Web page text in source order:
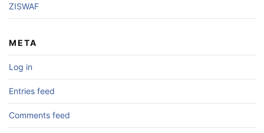
ZISWAF
META
Log in
Entries feed
Comments feed